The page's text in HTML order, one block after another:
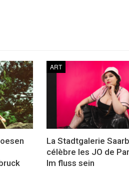
ART
La Stadtgalerie
célèbre les JO de
Im fluss sein